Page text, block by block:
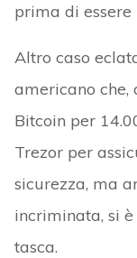
prima di essere
Altro caso
americano che,
Bitcoin per
Trezor per
sicurezza, ma
incriminata, si
tasca.